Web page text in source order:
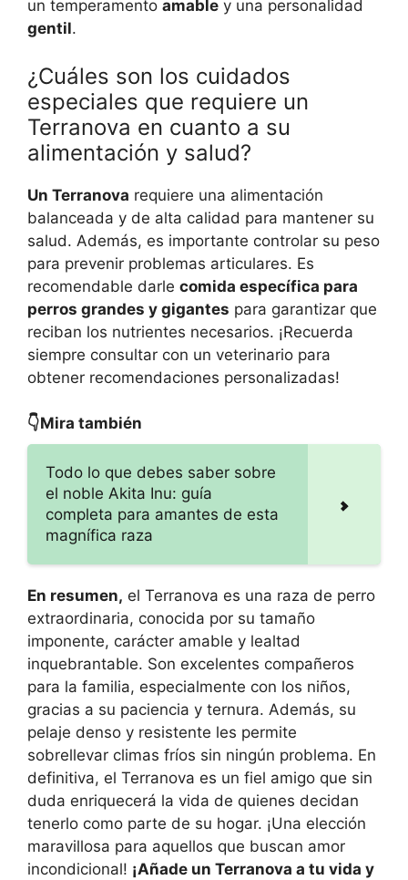
un temperamento amable y una personalidad
gentil.
¿Cuáles son los cuidados
especiales que requiere un
Terranova en cuanto a su
alimentación y salud?
Un Terranova requiere una alimentación
balanceada y de alta calidad para mantener su
salud. Además, es importante controlar su peso
para prevenir problemas articulares. Es
recomendable darle comida específica para
perros grandes y gigantes para garantizar que
reciban los nutrientes necesarios. ¡Recuerda
siempre consultar con un veterinario para
obtener recomendaciones personalizadas!
👇Mira también
Todo lo que debes saber sobre
el noble Akita Inu: guía
completa para amantes de esta
magnífica raza
En resumen, el Terranova es una raza de perro
extraordinaria, conocida por su tamaño
imponente, carácter amable y lealtad
inquebrantable. Son excelentes compañeros
para la familia, especialmente con los niños,
gracias a su paciencia y ternura. Además, su
pelaje denso y resistente les permite
sobrellevar climas fríos sin ningún problema. En
definitiva, el Terranova es un fiel amigo que sin
duda enriquecerá la vida de quienes decidan
tenerlo como parte de su hogar. ¡Una elección
maravillosa para aquellos que buscan amor
incondicional! ¡Añade un Terranova a tu vida y